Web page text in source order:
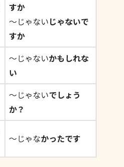
すか
〜じゃないじゃないで
すか
〜じゃないかもしれな
い
〜じゃないでしょう
か？
〜じゃなかったです